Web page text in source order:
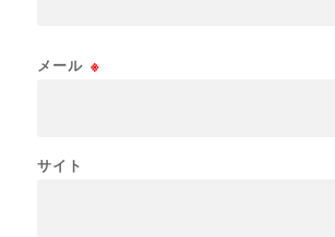
メール ※
サイト